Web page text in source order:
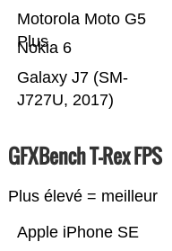
Galaxy J7 (SM-
J727U, 2017)
Nokia 6
Motorola Moto G5
Plus
GFXBench T-Rex FPS
Plus élevé = meilleur
Apple iPhone SE